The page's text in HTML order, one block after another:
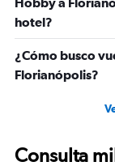
hotel?
¿Cómo busco
Florianópolis?
Consulta